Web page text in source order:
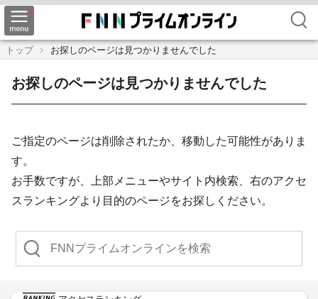
検索
トップ お探しのページは見つかりませんでした
お探しのページは見つかりませんでした
ご指定のページは削除されたか、移動した可能性がありま
す。
お手数ですが、上部メニューやサイト内検索、右のアクセ
スランキングより目的のページをお探しください。
検索